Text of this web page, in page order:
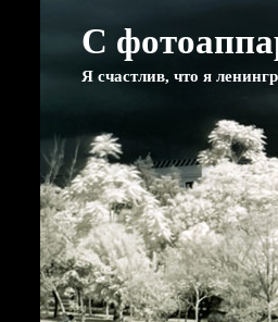
С
Я счастлив, что я